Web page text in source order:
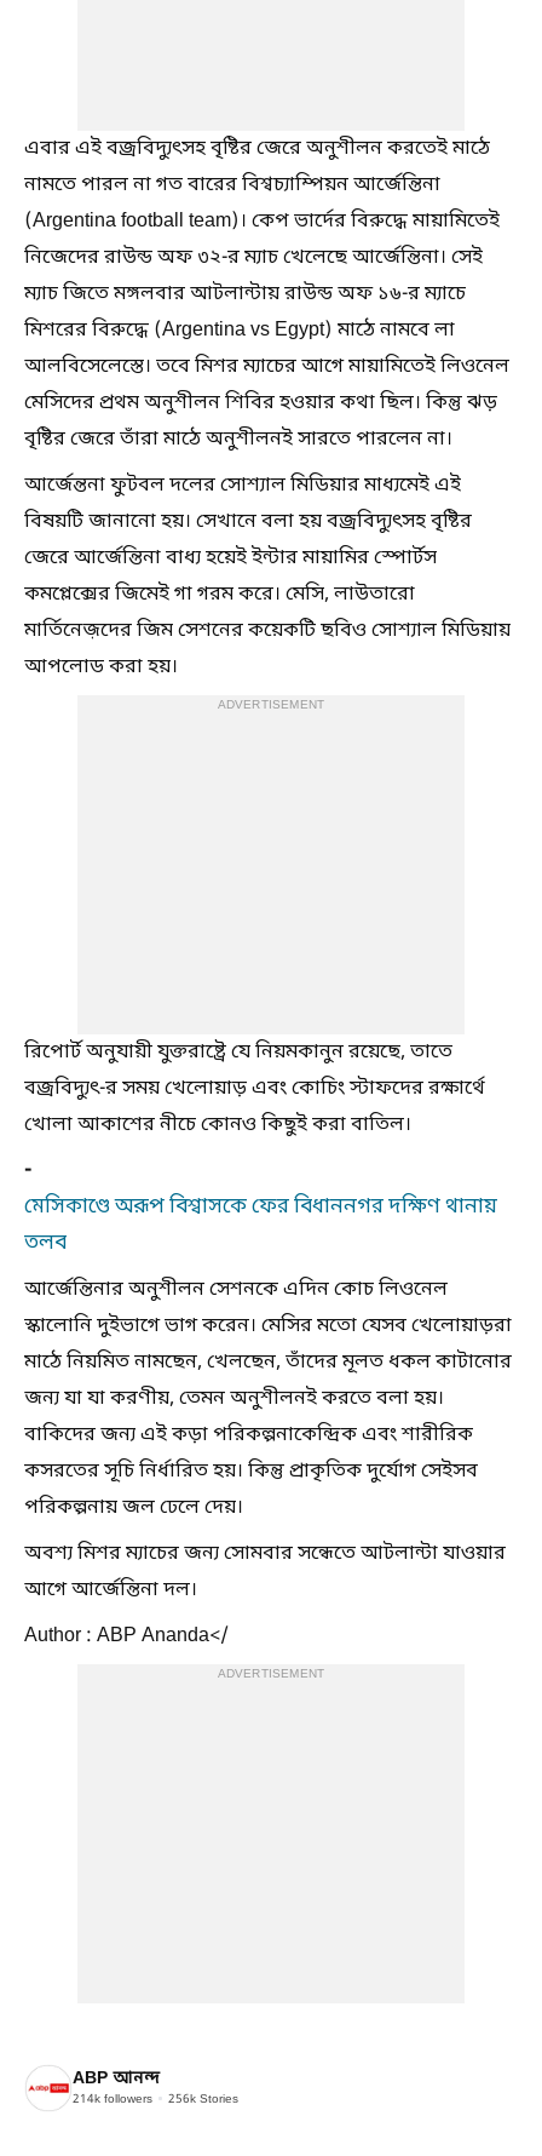
এবার এই বজ্রবিদ্যুৎসহ বৃষ্টির জেরে অনুশীলন করতেই মাঠে
নামতে পারল না গত বারের বিশ্বচ্যাম্পিয়ন আর্জেন্তিনা
(Argentina football team)। কেপ ভার্দের বিরুদ্ধে মায়ামিতেই
নিজেদের রাউন্ড অফ ৩২-র ম্যাচ খেলেছে আর্জেন্তিনা। সেই
ম্যাচ জিতে মঙ্গলবার আটলান্টায় রাউন্ড অফ ১৬-র ম্যাচে
মিশরের বিরুদ্ধে (Argentina vs Egypt) মাঠে নামবে লা
আলবিসেলেস্তে। তবে মিশর ম্যাচের আগে মায়ামিতেই লিওনেল
মেসিদের প্রথম অনুশীলন শিবির হওয়ার কথা ছিল। কিন্তু ঝড়
বৃষ্টির জেরে তাঁরা মাঠে অনুশীলনই সারতে পারলেন না।
আর্জেন্তনা ফুটবল দলের সোশ্যাল মিডিয়ার মাধ্যমেই এই
বিষয়টি জানানো হয়। সেখানে বলা হয় বজ্রবিদ্যুৎসহ বৃষ্টির
জেরে আর্জেন্তিনা বাধ্য হয়েই ইন্টার মায়ামির স্পোর্টস
কমপ্লেক্সের জিমেই গা গরম করে। মেসি, লাউতারো
মার্তিনেজ়দের জিম সেশনের কয়েকটি ছবিও সোশ্যাল মিডিয়ায়
আপলোড করা হয়।
ADVERTISEMENT
রিপোর্ট অনুযায়ী যুক্তরাষ্ট্রে যে নিয়মকানুন রয়েছে, তাতে
বজ্রবিদ্যুৎ-র সময় খেলোয়াড় এবং কোচিং স্টাফদের রক্ষার্থে
খোলা আকাশের নীচে কোনও কিছুই করা বাতিল।
-
মেসিকাণ্ডে অরূপ বিশ্বাসকে ফের বিধাননগর দক্ষিণ থানায়
তলব
আর্জেন্তিনার অনুশীলন সেশনকে এদিন কোচ লিওনেল
স্কালোনি দুইভাগে ভাগ করেন। মেসির মতো যেসব খেলোয়াড়রা
মাঠে নিয়মিত নামছেন, খেলছেন, তাঁদের মূলত ধকল কাটানোর
জন্য যা যা করণীয়, তেমন অনুশীলনই করতে বলা হয়।
বাকিদের জন্য এই কড়া পরিকল্পনাকেন্দ্রিক এবং শারীরিক
কসরতের সূচি নির্ধারিত হয়। কিন্তু প্রাকৃতিক দুর্যোগ সেইসব
পরিকল্পনায় জল ঢেলে দেয়।
অবশ্য মিশর ম্যাচের জন্য সোমবার সন্ধেতে আটলান্টা যাওয়ার
আগে আর্জেন্তিনা দল।
Author : ABP Ananda</
ADVERTISEMENT
ABP আনন্দ
214k followers 256k Stories